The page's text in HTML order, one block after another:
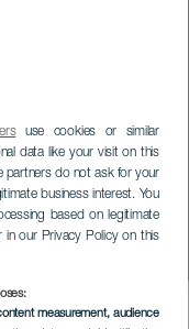
use cookies or similar
data like your visit on this
partners do not ask for your
business interest. You
based on legitimate
in our Privacy Policy on this
measurement, audience